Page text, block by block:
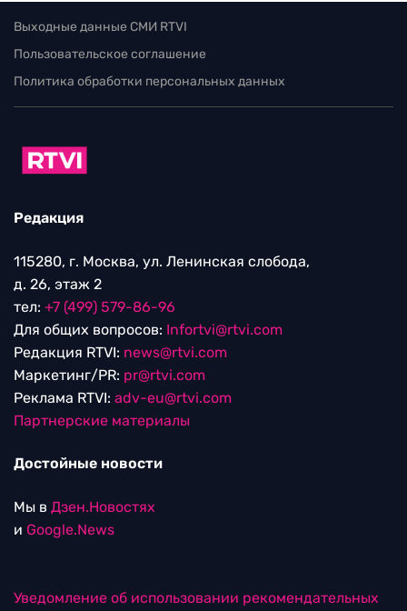
Выходные данные СМИ RTVI
Пользовательское соглашение
Политика обработки персональных данных
Редакция
115280, г. Москва, ул. Ленинская слобода,
д. 26, этаж 2
тел: +7 (499) 579-86-96
Для общих вопросов: Infortvi@rtvi.com
Редакция RTVI: news@rtvi.com
Маркетинг/PR: pr@rtvi.com
Реклама RTVI: adv-eu@rtvi.com
Партнерские материалы
Достойные новости
Мы в Дзен.Новостях
и Google.News
Уведомление об использовании рекомендательных